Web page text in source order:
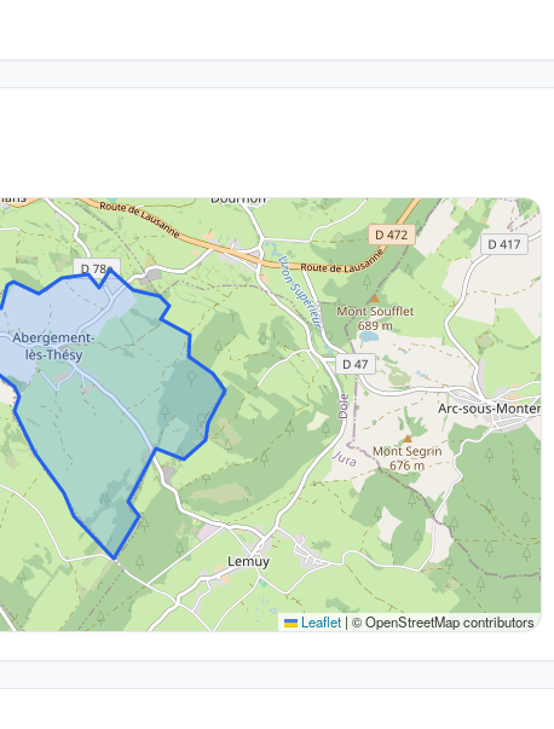
Leaflet | © OpenStreetMap contributors